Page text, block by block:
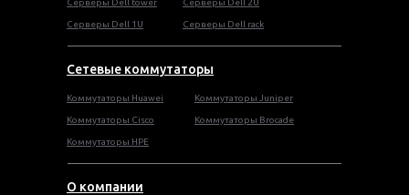
О компании
Сетевые коммутаторы
Cерверы Dell tower
Серверы Dell 1U
Серверы Dell 2U
Серверы Dell rack
Коммутаторы Huawei
Коммутаторы Cisco
Коммутаторы HPE
Коммутаторы Juniper
Коммутаторы Brocade